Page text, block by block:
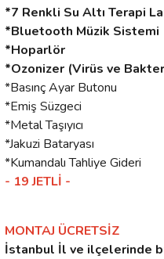
*7 Renkli Su Altı Terapi
*Bluetooth Müzik Sistemi
*Hoparlör
*Ozonizer (Virüs ve
*Basınç Ayar Butonu
*Emiş Süzgeci
*Metal Taşıyıcı
*Jakuzi Bataryası
*Kumandalı Tahliye Gideri
- 19 JETLİ -
MONTAJ ÜCRETSİZ
İstanbul İl ve ilçelerinde